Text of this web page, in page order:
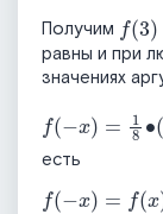
Получим
f3=f
равны и при
значениях
f- 8 x) -
есть
f- x